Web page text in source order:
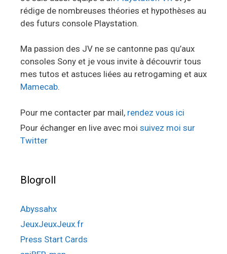
rédige de nombreuses théories et hypothèses au
des futurs console Playstation.
Ma passion des JV ne se cantonne pas qu’aux
consoles Sony et je vous invite à découvrir tous
mes tutos et astuces liées au retrogaming et aux
Mamecab.
Pour me contacter par mail, rendez vous ici
Pour échanger en live avec moi suivez moi sur
Twitter
Blogroll
Abyssahx
JeuxJeuxJeux.fr
Press Start Cards